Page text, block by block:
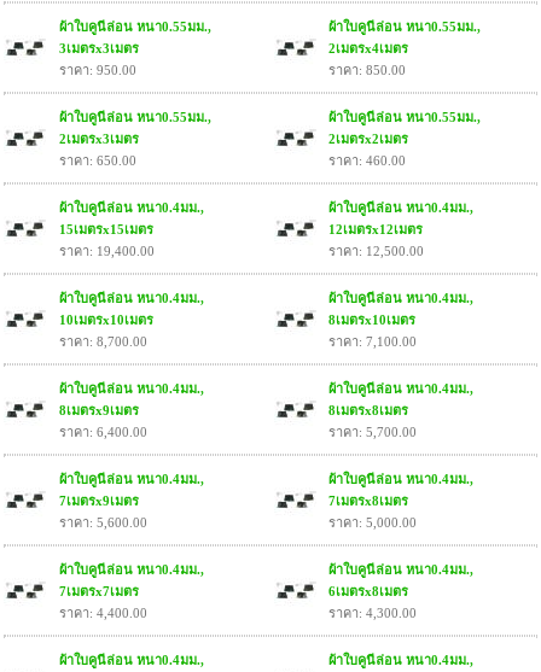
ผ้าใบคูนีล่อน หนา0.55มม.,
3เมตรx3เมตร
ราคา: 950.00
ผ้าใบคูนีล่อน หนา0.55มม.,
2เมตรx4เมตร
ราคา: 850.00
ผ้าใบคูนีล่อน หนา0.55มม.,
2เมตรx3เมตร
ราคา: 650.00
ผ้าใบคูนีล่อน หนา0.55มม.,
2เมตรx2เมตร
ราคา: 460.00
ผ้าใบคูนีล่อน หนา0.4มม.,
15เมตรx15เมตร
ราคา: 19,400.00
ผ้าใบคูนีล่อน หนา0.4มม.,
12เมตรx12เมตร
ราคา: 12,500.00
ผ้าใบคูนีล่อน หนา0.4มม.,
10เมตรx10เมตร
ราคา: 8,700.00
ผ้าใบคูนีล่อน หนา0.4มม.,
8เมตรx10เมตร
ราคา: 7,100.00
ผ้าใบคูนีล่อน หนา0.4มม.,
8เมตรx9เมตร
ราคา: 6,400.00
ผ้าใบคูนีล่อน หนา0.4มม.,
8เมตรx8เมตร
ราคา: 5,700.00
ผ้าใบคูนีล่อน หนา0.4มม.,
7เมตรx9เมตร
ราคา: 5,600.00
ผ้าใบคูนีล่อน หนา0.4มม.,
7เมตรx8เมตร
ราคา: 5,000.00
ผ้าใบคูนีล่อน หนา0.4มม.,
7เมตรx7เมตร
ราคา: 4,400.00
ผ้าใบคูนีล่อน หนา0.4มม.,
6เมตรx8เมตร
ราคา: 4,300.00
ผ้าใบคูนีล่อน หนา0.4มม.,
ผ้าใบคูนีล่อน หนา0.4มม.,